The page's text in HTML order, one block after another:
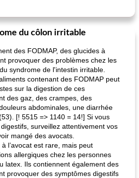
du côlon irritable
des FODMAP, des glucides à
provoquer des problèmes chez les
syndrome de l'intestin irritable.
contenant des FODMAP peut
sur la digestion de ces
des gaz, des crampes, des
abdominales, une diarrhée
[! 5515 => 1140 = 14!] Si vous
surveillez attentivement vos
mangé des avocats.
l’avocat est rare, mais peut
allergiques chez les personnes
latex. Ils contiennent également des
provoquer des symptômes digestifs